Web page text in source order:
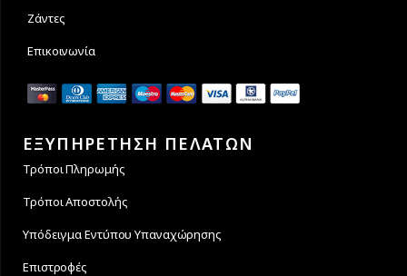
Ζάντες
Επικοινωνία
ΕΞΥΠΗΡΕΤΗΣΗ ΠΕΛΑΤΩΝ
Τρόποι Πληρωμής
Τρόποι Αποστολής
Υπόδειγμα Εντύπου Υπαναχώρησης
Επιστροφές